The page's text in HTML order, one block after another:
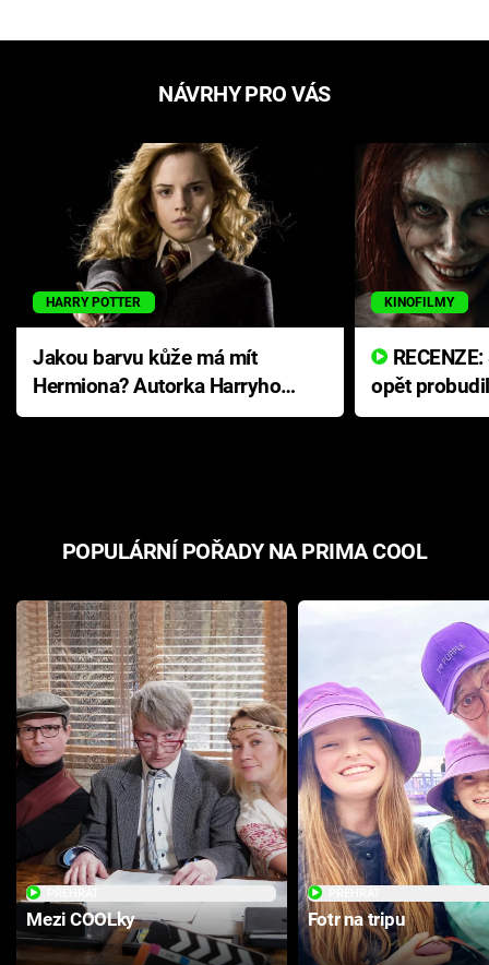
NÁVRHY PRO VÁS
HARRY POTTER
Jakou barvu kůže má mít
Hermiona? Autorka Harryho
Pottera přišla s ráznou
KINOFILMY
opět
přichází s
POPULÁRNÍ POŘADY NA PRIMA COOL
Mezi COOLky Fotr na tripu